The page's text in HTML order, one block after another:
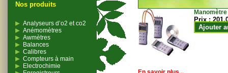
Nos produits
Analyseurs d’o2 et co2
Anémomètres
Awmètres
Balances
Calibres
Compteurs à main
Electrochimie
Prix :
Ajouter